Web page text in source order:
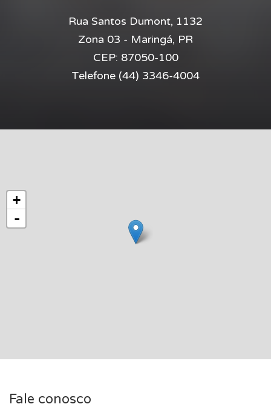
+
-
Rua Santos Dumont, 1132
Zona 03 - Maringá, PR
CEP: 87050-100
Telefone (44) 3346-4004
Fale conosco